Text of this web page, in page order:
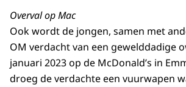
Overval op Mac
Ook wordt de jongen, samen met
OM verdacht van een gewelddadige
januari 2023 op de McDonald’s in
droeg de verdachte een vuurwapen